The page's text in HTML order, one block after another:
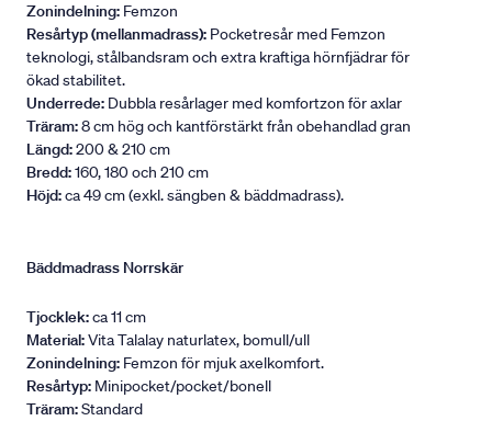
Zonindelning: Femzon
Resårtyp (mellanmadrass): Pocketresår med Femzon
teknologi, stålbandsram och extra kraftiga hörnfjädrar för
ökad stabilitet.
Underrede: Dubbla resårlager med komfortzon för axlar
Träram:8 cm hög och kantförstärkt från obehandlad gran
Längd:200 & 210 cm
Bredd:160, 180 och 210 cm
Höjd:ca 49 cm (exkl. sängben & bäddmadrass).
Bäddmadrass Norrskär
Tjocklek:ca 11 cm
Material:Vita Talalay naturlatex, bomull/ull
Zonindelning: Femzon för mjuk axelkomfort.
Resårtyp: Minipocket/pocket/bonell
Träram:Standard